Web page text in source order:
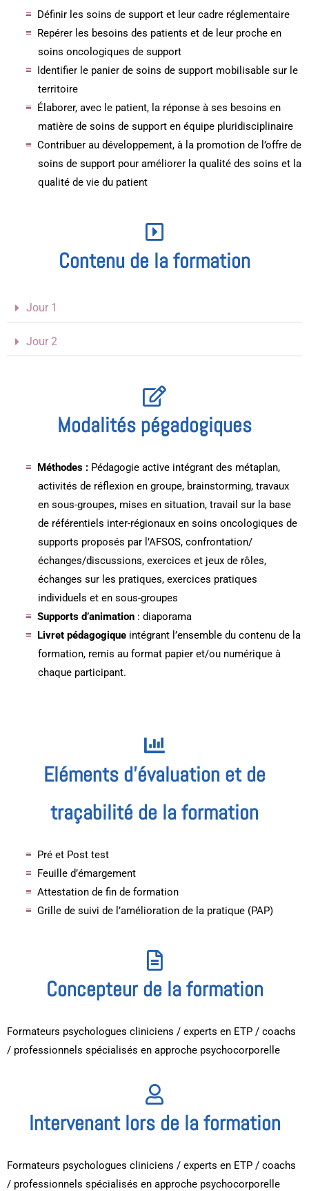
Définir les soins de support et leur cadre réglementaire
Repérer les besoins des patients et de leur proche en
soins oncologiques de support
Identifier le panier de soins de support mobilisable sur le
territoire
Élaborer, avec le patient, la réponse à ses besoins en
matière de soins de support en équipe pluridisciplinaire
Contribuer au développement, à la promotion de l’offre de
soins de support pour améliorer la qualité des soins et la
qualité de vie du patient
Contenu de la formation
Jour 1
Jour 2
Modalités pégadogiques
Méthodes : Pédagogie active intégrant des métaplan,
activités de réflexion en groupe, brainstorming, travaux
en sous-groupes, mises en situation, travail sur la base
de référentiels inter-régionaux en soins oncologiques de
supports proposés par l’AFSOS, confrontation/
échanges/discussions, exercices et jeux de rôles,
échanges sur les pratiques, exercices pratiques
individuels et en sous-groupes
Supports d’animation : diaporama
Livret pédagogique intégrant l’ensemble du contenu de la
formation, remis au format papier et/ou numérique à
chaque participant.
Eléments d'évaluation et de
traçabilité de la formation
Pré et Post test
Feuille d’émargement
Attestation de fin de formation
Grille de suivi de l’amélioration de la pratique (PAP)
Concepteur de la formation
Formateurs psychologues cliniciens / experts en ETP / coachs
/ professionnels spécialisés en approche psychocorporelle
Intervenant lors de la formation
Formateurs psychologues cliniciens / experts en ETP / coachs
/ professionnels spécialisés en approche psychocorporelle